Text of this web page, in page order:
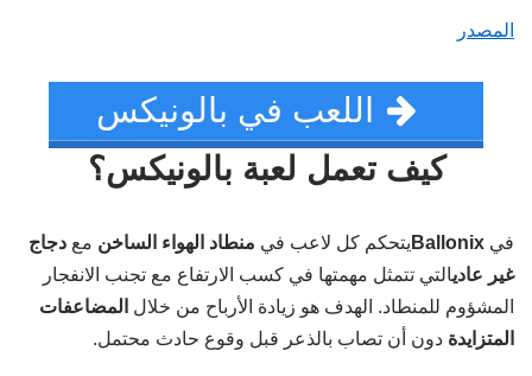
المصدر
كيف تعمل لعبة بالونيكس؟
في Ballonix يتحكم كل لاعب في منطاد الهواء الساخن مع دجاج
غير عاديالتي تتمثل مهمتها في كسب الارتفاع مع تجنب الانفجار
المشؤوم للمنطاد. الهدف هو زيادة الأرباح من خلال المضاعفات
المتزايدة دون أن تصاب بالذعر قبل وقوع حادث محتمل.